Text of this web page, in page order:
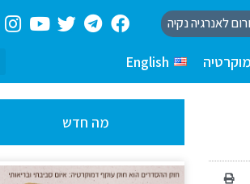
לאנרגיה נקיה
English
מה חדש